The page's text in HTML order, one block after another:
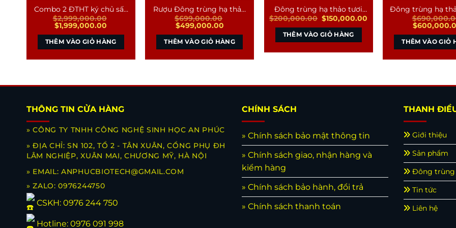
Combo 2 ĐTHT ký chủ sấy
thăng hoa thượng hạng
(15g)
$2,999,000.00
Giá
gốc
là:
$2,999,000.00.
$1,999,000.00
tại
là:
THÊM VÀO GIỎ HÀNG
Rượu Đông trùng hạ thảo
750ml
$699,000.00
Giá
gốc
là:
$699,000.00.
$499,000.00Giá
tại
là:
$499,000.00.
THÊM VÀO GIỎ HÀNG
Đông trùng hạ thảo tươi
nguyên hộp
$200,000.00 Giá
gốc
là:
$200,000.00.
$150,000.00
$150,000.00.
THÊM VÀO GIỎ HÀNG
Đông trùng hạ
mật ong
$
Giá
gốc
là:
$
THÊM VÀO GIỎ
THÔNG TIN CỬA HÀNG
» CÔNG TY TNHH CÔNG NGHỆ SINH HỌC AN PHÚC
» ĐỊA CHỈ: SN 102, TỔ 2 - TÂN XUÂN, CỔNG PHỤ ĐH
LÂM NGHIỆP, XUÂN MAI, CHƯƠNG MỸ, HÀ NỘI
» EMAIL: ANPHUCBIOTECH@GMAIL.COM
» ZALO: 0976244750
CSKH: 0976 244 750
Hotline: 0976 091 998
CHÍNH SÁCH
» Chính sách bảo mật thông tin
» Chính sách giao, nhận hàng và
kiểm hàng
» Chính sách bảo hành, đổi trả
» Chính sách thanh toán
THANH
Giới thiệu
Sản phẩm
Đông trùng
Tin tức
Liên hệ